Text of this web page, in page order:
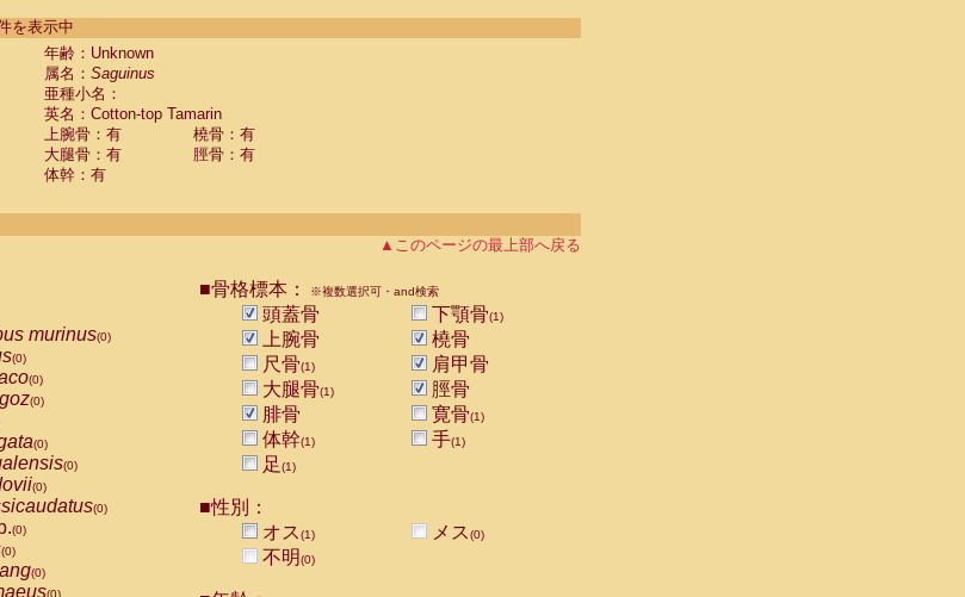
(0)
(0)
(1)
(0)
(0)
(0)
(0)
cana
rubicundus
を表示中
年齢：Unknown
属名： Saguinus
亜種小名：
英名：Cotton-top Tamarin
上腕骨：有
橈骨：有
大腿骨：有
脛骨：有
体幹：有
▲このページの最上部へ戻る
murinus(0)
(0)
(0)
(0)
(0)
(0)
(0)
(0)
(0)
(0)
(0)
(0)
■骨格標本： ※複数選択可・and検索
頭蓋骨 下顎骨(1)
上腕骨
橈骨
尺骨(1)
肩甲骨
大腿骨(1)
脛骨
腓骨
寛骨(1)
体幹(1) 手(1)
足(1)
■性別：
オス(1) メス(0)
不明(0)